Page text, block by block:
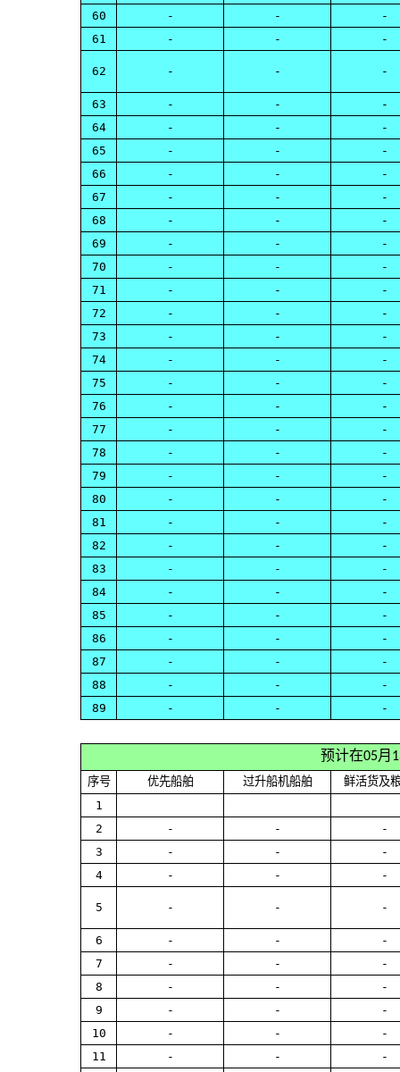
60
- -
-
61
- - -
62 - - -
63 - -
-
64
- -
-
65
- -
-
66
- -
-
67
- -
-
68
- -
-
69
- -
-
70
- -
-
71
- -
-
72
- -
-
73
- -
-
74
- -
-
75
- -
-
76
- -
-
77
- -
-
78
- -
-
79
- -
-
80
- -
-
81
- -
-
82
- -
-
83
- -
-
84
- -
-
85
- -
-
86
- -
-
87
- -
-
88
- -
-
89
- - -
预计在05月
序号 优先船舶 过升船机船舶 鲜活货及
1
2
- -
-
3
- -
-
4
- - -
5 - - -
6 - -
-
7
- -
-
8
- -
-
9
- -
-
10
- -
-
11
- -
-